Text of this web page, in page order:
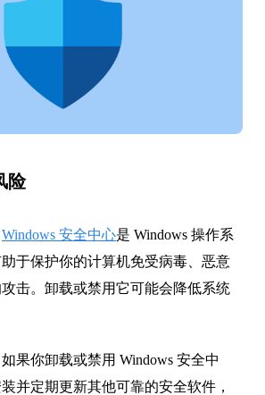
险
Windows 安全中心是 Windows 操作系
于保护你的计算机免受病毒、恶意
击。卸载或禁用它可能会降低系统
果你卸载或禁用 Windows 安全中
并定期更新其他可靠的安全软件，